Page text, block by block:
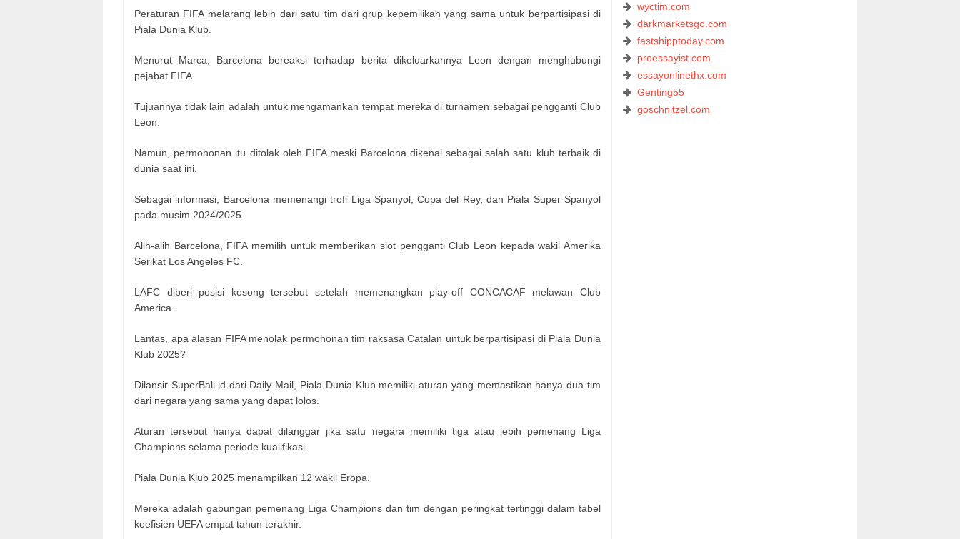
Peraturan FIFA melarang lebih dari satu tim dari grup kepemilikan yang sama untuk berpartisipasi di
Piala Dunia Klub.
Menurut Marca, Barcelona bereaksi terhadap berita dikeluarkannya Leon dengan menghubungi
pejabat FIFA.
Tujuannya tidak lain adalah untuk mengamankan tempat mereka di turnamen sebagai pengganti Club
Leon.
Namun, permohonan itu ditolak oleh FIFA meski Barcelona dikenal sebagai salah satu klub terbaik di
dunia saat ini.
Sebagai informasi, Barcelona memenangi trofi Liga Spanyol, Copa del Rey, dan Piala Super Spanyol
pada musim 2024/2025.
Alih-alih Barcelona, FIFA memilih untuk memberikan slot pengganti Club Leon kepada wakil Amerika
Serikat Los Angeles FC.
LAFC diberi posisi kosong tersebut setelah memenangkan play-off CONCACAF melawan Club
America.
Lantas, apa alasan FIFA menolak permohonan tim raksasa Catalan untuk berpartisipasi di Piala Dunia
Klub 2025?
Dilansir SuperBall.id dari Daily Mail, Piala Dunia Klub memiliki aturan yang memastikan hanya dua tim
dari negara yang sama yang dapat lolos.
Aturan tersebut hanya dapat dilanggar jika satu negara memiliki tiga atau lebih pemenang Liga
Champions selama periode kualifikasi.
Piala Dunia Klub 2025 menampilkan 12 wakil Eropa.
Mereka adalah gabungan pemenang Liga Champions dan tim dengan peringkat tertinggi dalam tabel
koefisien UEFA empat tahun terakhir.
wyctim.com
darkmarketsgo.com
fastshipptoday.com
proessayist.com
essayonlinethx.com
Genting55
goschnitzel.com